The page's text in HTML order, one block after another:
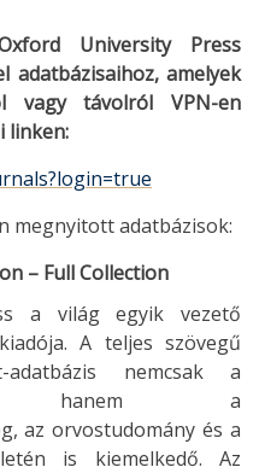
University Press
amelyek
vagy távolról VPN-en
linken:
megnyitott adatbázisok:
– Full Collection
a világ egyik vezető
A teljes szövegű
adatbázis nemcsak a
hanem a
az orvostudomány és a
is kiemelkedő. Az